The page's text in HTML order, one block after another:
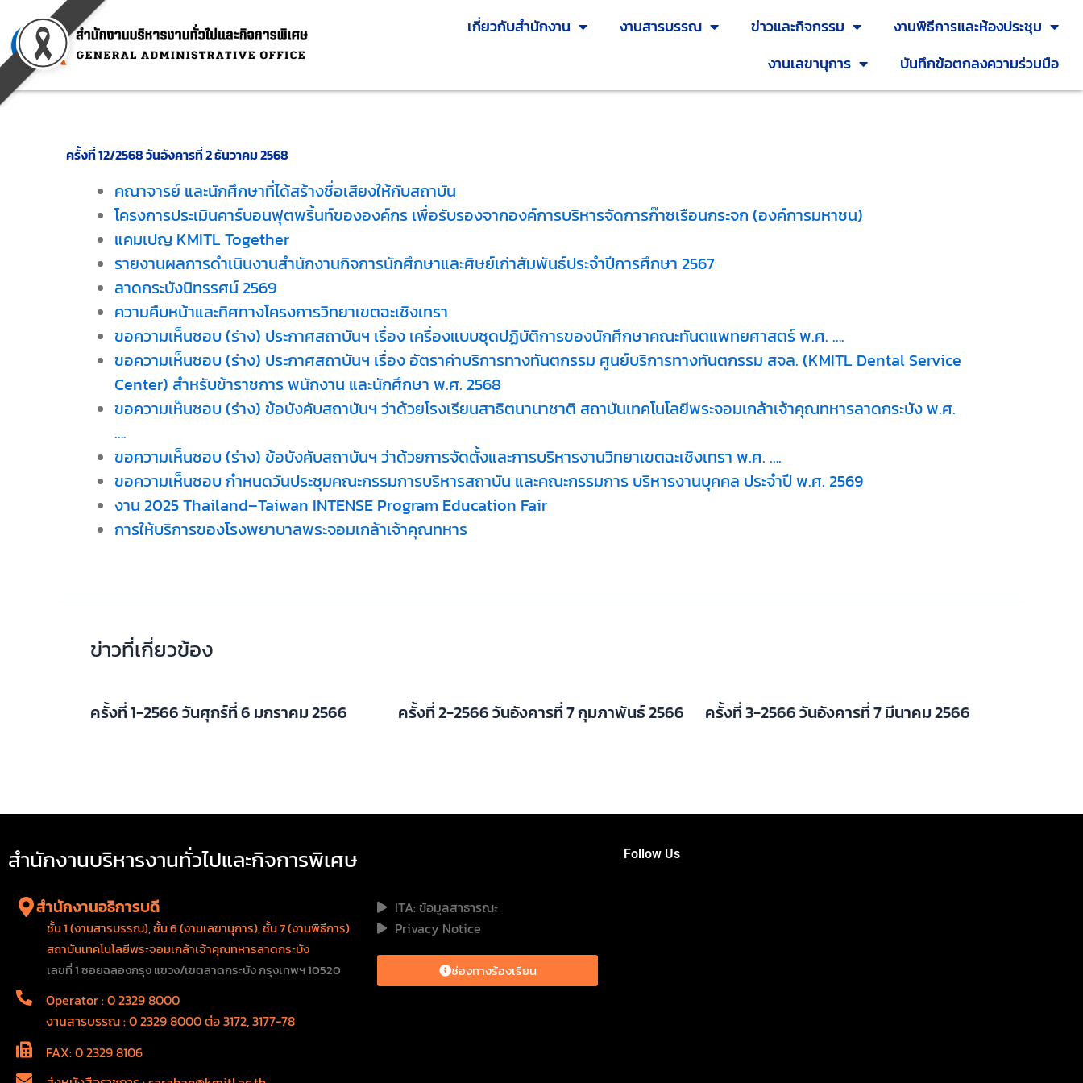
content
เกี่ยวกับสำนักงาน งานสารบรรณ ข่าวและกิจกรรม
งานพิธีการและห้องประชุม
งานเลขานุการ
บันทึกข้อตกลงความร่วมมือ
ครั้งที่ 12/2568 วันอังคารที่ 2 ธันวาคม 2568
คณาจารย์ และนักศึกษาที่ได้สร้างชื่อเสียงให้กับสถาบัน
โครงการประเมินคาร์บอนฟุตพริ้นท์ขององค์กร เพื่อรับรองจากองค์การบริหารจัดการก๊าซเรือนกระจก (องค์การมหาชน)
แคมเปญ KMITL Together
รายงานผลการดำเนินงานสำนักงานกิจการนักศึกษาและศิษย์เก่าสัมพันธ์ประจำปีการศึกษา 2567
ลาดกระบังนิทรรศน์ 2569
ความคืบหน้าและทิศทางโครงการวิทยาเขตฉะเชิงเทรา
ขอความเห็นชอบ (ร่าง) ประกาศสถาบันฯ เรื่อง เครื่องแบบชุดปฏิบัติการของนักศึกษาคณะทันตแพทยศาสตร์ พ.ศ. ….
ขอความเห็นชอบ (ร่าง) ประกาศสถาบันฯ เรื่อง อัตราค่าบริการทางทันตกรรม ศูนย์บริการทางทันตกรรม สจล. (KMITL Dental Service
Center) สำหรับข้าราชการ พนักงาน และนักศึกษา พ.ศ. 2568
ขอความเห็นชอบ (ร่าง) ข้อบังคับสถาบันฯ ว่าด้วยโรงเรียนสาธิตนานาชาติ สถาบันเทคโนโลยีพระจอมเกล้าเจ้าคุณทหารลาดกระบัง พ.ศ.
….
ขอความเห็นชอบ (ร่าง) ข้อบังคับสถาบันฯ ว่าด้วยการจัดตั้งและการบริหารงานวิทยาเขตฉะเชิงเทรา พ.ศ. ….
ขอความเห็นชอบ กำหนดวันประชุมคณะกรรมการบริหารสถาบัน และคณะกรรมการ บริหารงานบุคคล ประจำปี พ.ศ. 2569
งาน 2025 Thailand–Taiwan INTENSE Program Education Fair
การให้บริการของโรงพยาบาลพระจอมเกล้าเจ้าคุณทหาร
ข่าวที่เกี่ยวข้อง
ครั้งที่ 1-2566 วันศุกร์ที่ 6 มกราคม 2566 ครั้งที่ 2-2566 วันอังคารที่ 7 กุมภาพันธ์ 2566 ครั้งที่ 3-2566 วันอังคารที่ 7 มีนาคม 2566
สำนักงานบริหารงานทั่วไปและกิจการพิเศษ
สำนักงานอธิการบดี
ชั้น 1 (งานสารบรรณ), ชั้น 6 (งานเลขานุการ), ชั้น 7 (งานพิธีการ)
สถาบันเทคโนโลยีพระจอมเกล้าเจ้าคุณทหารลาดกระบัง
เลขที่ 1 ซอยฉลองกรุง แขวง/เขตลาดกระบัง กรุงเทพฯ 10520
Operator : 0 2329 8000
งานสารบรรณ : 0 2329 8000 ต่อ 3172, 3177-78
FAX: 0 2329 8106
ITA: ข้อมูลสาธารณะ
Privacy Notice
ช่องทางร้องเรียน
Follow Us